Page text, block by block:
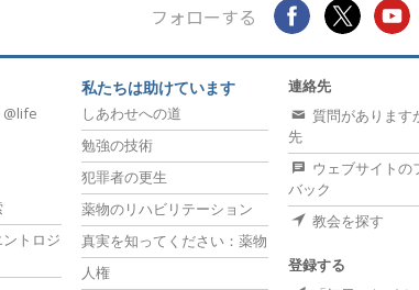
フォローする
トロジ
私たちは助けています
しあわせへの道
勉強の技術
犯罪者の更生
薬物のリハビリテーション
真実を知ってください：薬物
人権
連絡先
質問があります
先
ウェブサイトの
バック
教会を探す
登録する